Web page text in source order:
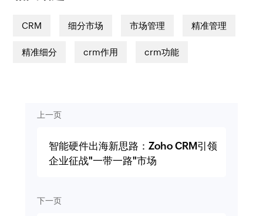
CRM 细分市场 市场管理 精准管理
精准细分 crm作用 crm功能
上一页
智能硬件出海新思路：Zoho CRM引领
企业征战"一带一路"市场
下一页